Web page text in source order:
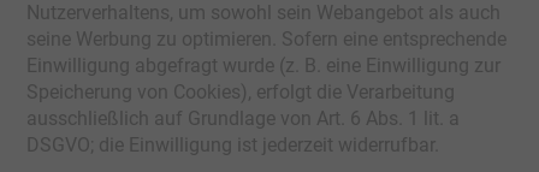
Nutzerverhaltens, um sowohl sein Webangebot als auch
seine Werbung zu optimieren. Sofern eine entsprechende
Einwilligung abgefragt wurde (z. B. eine Einwilligung zur
Speicherung von Cookies), erfolgt die Verarbeitung
ausschließlich auf Grundlage von Art. 6 Abs. 1 lit. a
DSGVO; die Einwilligung ist jederzeit widerrufbar.